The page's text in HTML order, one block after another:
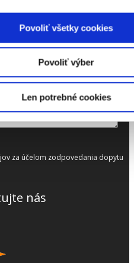
Povoliť všetky cookies
Povoliť výber
Len potrebné cookies
za účelom zodpovedania dopytu
nás